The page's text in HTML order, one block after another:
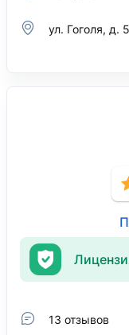
ул. Гоголя, д.
13 отзывов